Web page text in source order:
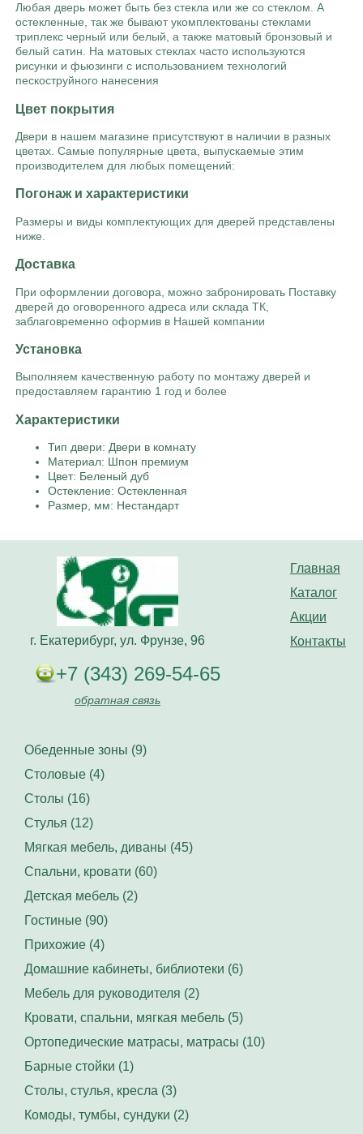
Любая дверь может быть без стекла или же со стеклом. А
остекленные, так же бывают укомплектованы стеклами
триплекс черный или белый, а также матовый бронзовый и
белый сатин. На матовых стеклах часто используются
рисунки и фьюзинги с использованием технологий
пескоструйного нанесения
Цвет покрытия
Двери в нашем магазине присутствуют в наличии в разных
цветах. Самые популярные цвета, выпускаемые этим
производителем для любых помещений:
Погонаж и характеристики
Размеры и виды комплектующих для дверей представлены
ниже.
Доставка
При оформлении договора, можно забронировать Поставку
дверей до оговоренного адреса или склада ТК,
заблаговременно оформив в Нашей компании
Установка
Выполняем качественную работу по монтажу дверей и
предоставляем гарантию 1 год и более
Характеристики
Тип двери: Двери в комнату
Материал: Шпон премиум
Цвет: Беленый дуб
Остекление: Остекленная
Размер, мм: Нестандарт
Главная
Каталог
Акции
Контакты
г. Екатерибург, ул. Фрунзе, 96
+7 (343) 269-54-65
обратная связь
Обеденные зоны (9)
Столовые (4)
Столы (16)
Стулья (12)
Мягкая мебель, диваны (45)
Спальни, кровати (60)
Детская мебель (2)
Гостиные (90)
Прихожие (4)
Домашние кабинеты, библиотеки (6)
Мебель для руководителя (2)
Кровати, спальни, мягкая мебель (5)
Ортопедические матрасы, матрасы (10)
Барные стойки (1)
Столы, стулья, кресла (3)
Комоды, тумбы, сундуки (2)